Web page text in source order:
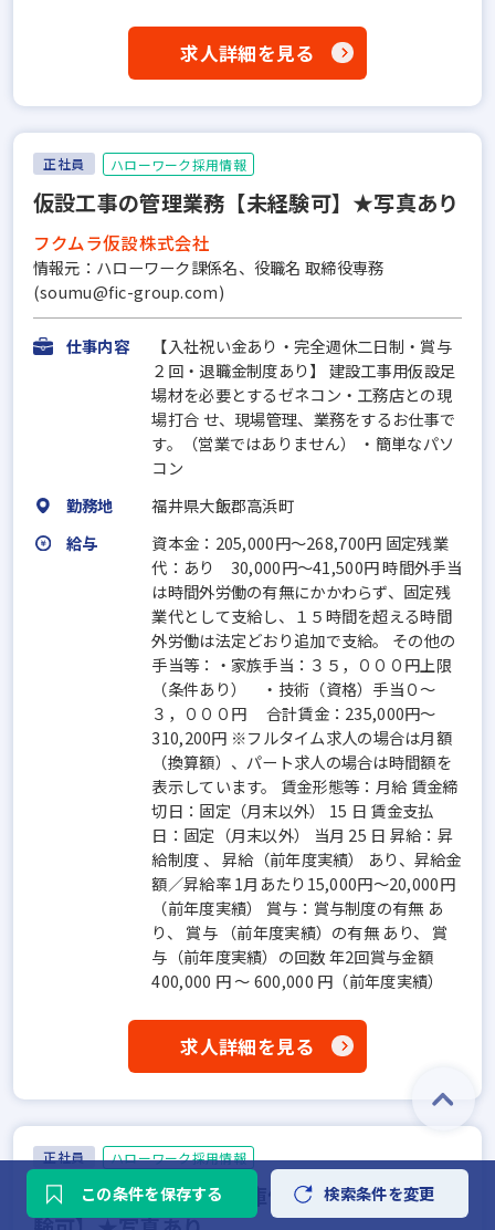
求人詳細を見る
正社員 ハローワーク採用情報
仮設工事の管理業務【未経験可】★写真あり
フクムラ仮設株式会社
情報元：ハローワーク課係名、役職名 取締役専務
(soumu@fic-group.com)
仕事内容
【入社祝い金あり・完全週休二日制・賞与
２回・退職金制度あり】 建設工事用仮設足
場材を必要とするゼネコン・工務店との現
場打合 せ、現場管理、業務をするお仕事で
す。（営業ではありません） ・簡単なパソ
コン
勤務地
福井県大飯郡高浜町
給与
資本金：205,000円〜268,700円 固定残業
代：あり 30,000円～41,500円 時間外手当
は時間外労働の有無にかかわらず、固定残
業代として支給し、１５時間を超える時間
外労働は法定どおり追加で支給。 その他の
手当等：・家族手当：３５，０００円上限
（条件あり） ・技術（資格）手当０～
３，０００円 合計賃金：235,000円～
310,200円 ※フルタイム求人の場合は月額
（換算額）、パート求人の場合は時間額を
表示しています。 賃金形態等：月給 賃金締
切日：固定（月末以外） 15 日 賃金支払
日：固定（月末以外） 当月 25 日 昇給：昇
給制度 、 昇給（前年度実績） あり、昇給金
額／昇給率 1月あたり15,000円～20,000円
（前年度実績） 賞与：賞与制度の有無 あ
り、 賞与 （前年度実績）の有無 あり、 賞
与（前年度実績）の回数 年2回賞与金額
400,000 円 ～ 600,000 円（前年度実績）
求人詳細を見る
正社員 ハローワーク採用情報
足場レンタル会社の倉庫作業スタッフ【未経
この条件を保存する 検索条件を変更